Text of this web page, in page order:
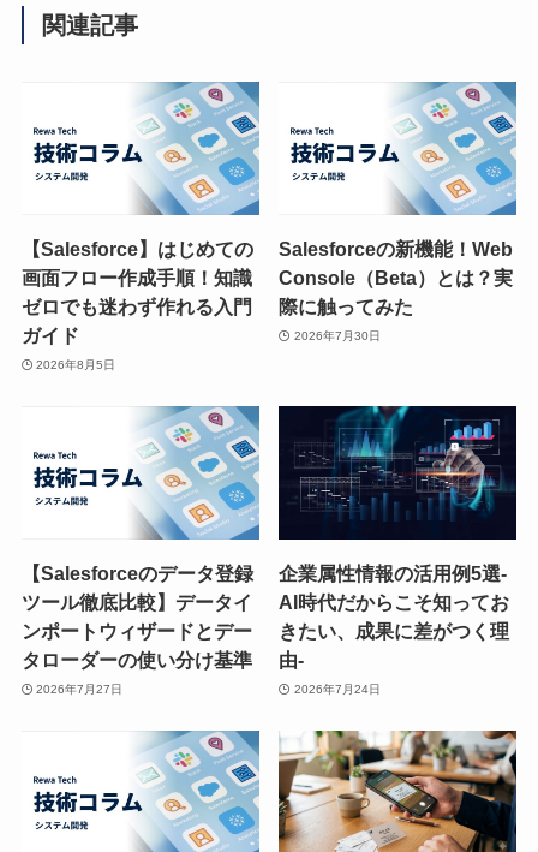
関連記事
【Salesforce】はじめての
画面フロー作成手順！知識
ゼロでも迷わず作れる入門
ガイド
2026年8月5日
Salesforceの新機能！Web
Console（Beta）とは？実
際に触ってみた
2026年7月30日
【Salesforceのデータ登録
ツール徹底比較】データイ
ンポートウィザードとデー
タローダーの使い分け基準
2026年7月27日
企業属性情報の活用例5選-
AI時代だからこそ知ってお
きたい、成果に差がつく理
由-
2026年7月24日